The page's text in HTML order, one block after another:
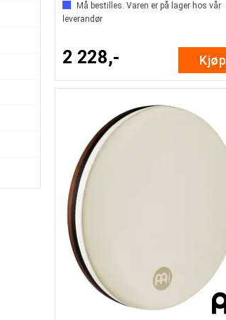
Må bestilles. Varen er på lager hos vår
leverandør
2 228,- Kjøp